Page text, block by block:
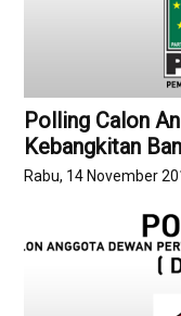
Polling Calon
Kebangkitan
Rabu, 14 November